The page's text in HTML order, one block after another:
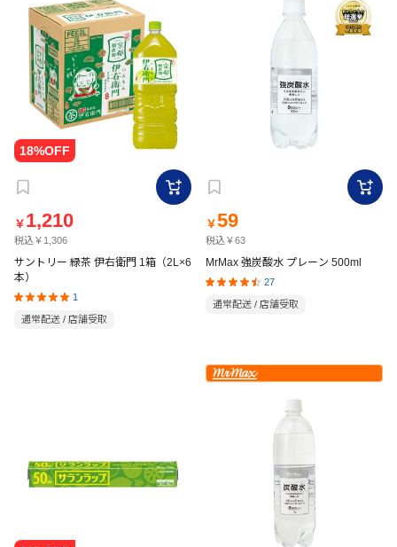
￥ 1,210
税込￥1,306
サントリー 緑茶 伊右衛門 1箱（2L×6
本）
1
通常配送 / 店舗受取
￥59
税込￥63
MrMax 強炭酸水 プレーン 500ml
27
通常配送 / 店舗受取